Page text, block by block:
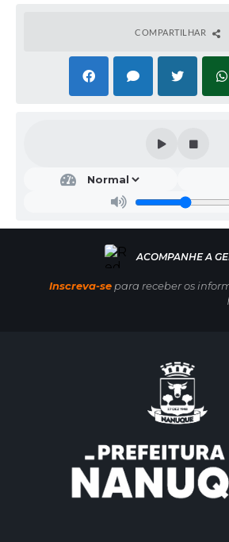
COMPARTILHAR
Inscreva-separa receber os